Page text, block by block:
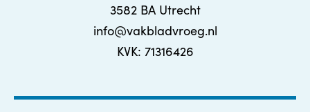
3582 BA Utrecht
info@vakbladvroeg.nl
KVK: 71316426